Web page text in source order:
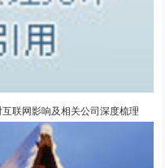
联网影响及相关公司深度梳理